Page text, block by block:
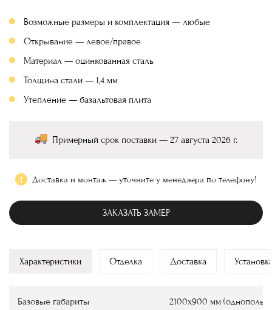
Возможные размеры и комплектация — любые
Открывание — левое/правое
Материал — оцинкованная сталь
Толщина стали — 1,4 мм
Утепление — базальтовая плита
Примерный срок поставки — 27 августа 2026 г.
Доставка и монтаж — уточните у менеджера по телефону!
ЗАКАЗАТЬ ЗАМЕР
Характеристики Отделка Доставка
Базовые габариты
2100х900 мм